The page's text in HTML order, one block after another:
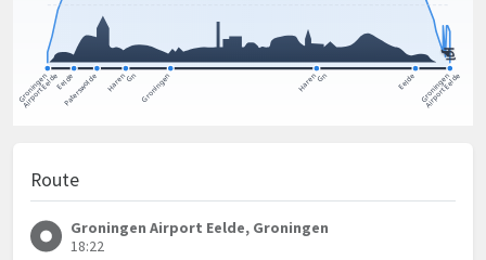
Route
Groningen Airport Eelde, Groningen
18:22